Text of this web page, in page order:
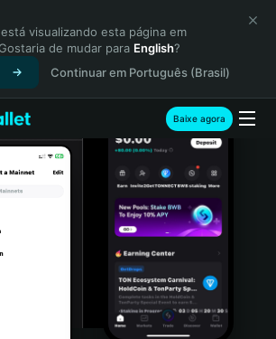
visualizando esta página em
de mudar para English?
Continuar em Português (Brasil)
Baixe agora